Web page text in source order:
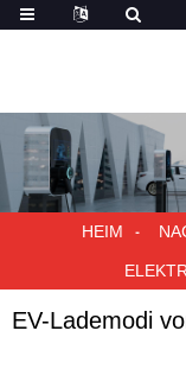
HEIM
EV-Lademodi